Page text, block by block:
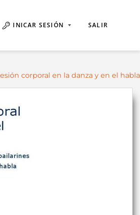
INICAR SESIÓN SALIR
corporal en la danza y en el habla